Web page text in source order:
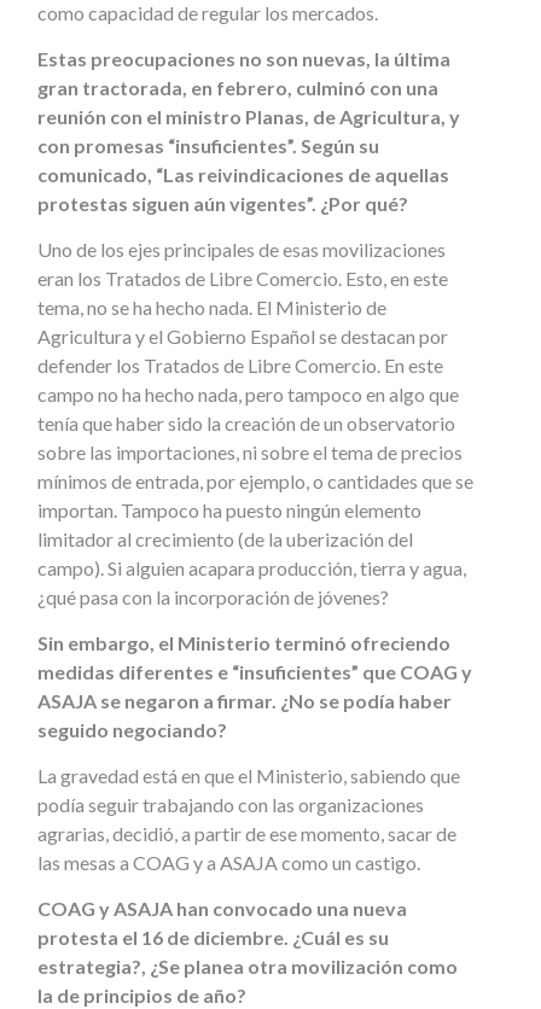
como capacidad de regular los mercados.
Estas preocupaciones no son nuevas, la última
gran tractorada, en febrero, culminó con una
reunión con el ministro Planas, de Agricultura, y
con promesas “insuficientes”. Según su
comunicado, “Las reivindicaciones de aquellas
protestas siguen aún vigentes”. ¿Por qué?
Uno de los ejes principales de esas movilizaciones
eran los Tratados de Libre Comercio. Esto, en este
tema, no se ha hecho nada. El Ministerio de
Agricultura y el Gobierno Español se destacan por
defender los Tratados de Libre Comercio. En este
campo no ha hecho nada, pero tampoco en algo que
tenía que haber sido la creación de un observatorio
sobre las importaciones, ni sobre el tema de precios
mínimos de entrada, por ejemplo, o cantidades que se
importan. Tampoco ha puesto ningún elemento
limitador al crecimiento (de la uberización del
campo). Si alguien acapara producción, tierra y agua,
¿qué pasa con la incorporación de jóvenes?
Sin embargo, el Ministerio terminó ofreciendo
medidas diferentes e “insuficientes” que COAG y
ASAJA se negaron a firmar. ¿No se podía haber
seguido negociando?
La gravedad está en que el Ministerio, sabiendo que
podía seguir trabajando con las organizaciones
agrarias, decidió, a partir de ese momento, sacar de
las mesas a COAG y a ASAJA como un castigo.
COAG y ASAJA han convocado una nueva
protesta el 16 de diciembre. ¿Cuál es su
estrategia?, ¿Se planea otra movilización como
la de principios de año?